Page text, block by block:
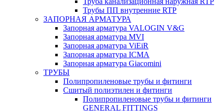
Трубы ПП внутренние RTP
ЗАПОРНАЯ АРМАТУРА
Запорная арматура VALOGIN V&G
Запорная арматура MVI
Запорная арматура ViEiR
Запорная арматура ICMA
Запорная арматура Giacomini
ТРУБЫ
Полипропиленовые трубы и фитинги
Сшитый полиэтилен и фитинги
Полипропиленовые трубы и фитинги
GENERAL FITTINGS